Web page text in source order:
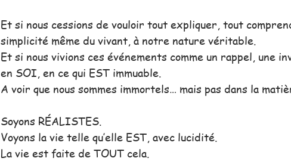
Et si nous cessions de vouloir tout expliquer, tout
simplicité même du vivant, à notre nature véritable.
Et si nous vivions ces événements comme un rappel, une
en SOI, en ce qui EST immuable.
A voir que nous sommes immortels… mais pas dans la
Soyons RÉALISTES.
Voyons la vie telle qu’elle EST, avec lucidité.
La vie est faite de TOUT cela.